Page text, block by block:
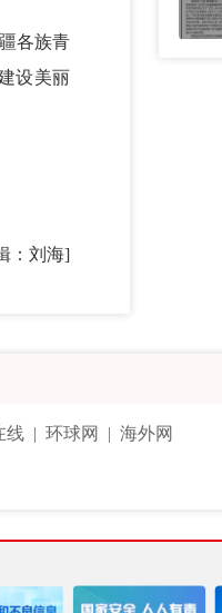
各族青
设美丽
：刘海]
线 |环球网 |海外网